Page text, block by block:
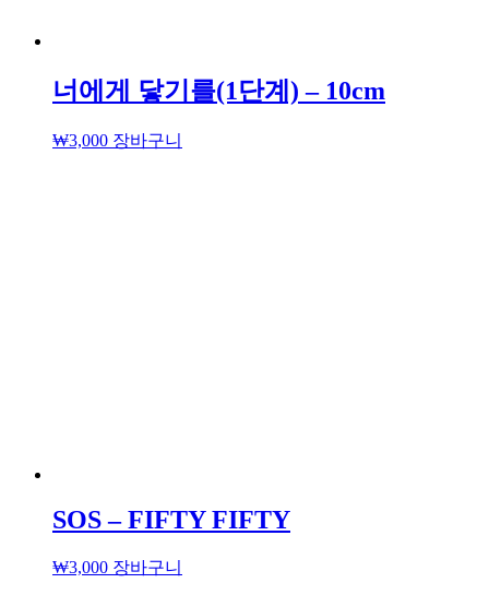
너에게 닿기를(1단계) – 10cm
₩3,000 장바구니
SOS – FIFTY FIFTY
₩3,000 장바구니